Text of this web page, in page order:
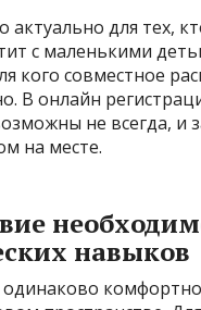
актуально для тех,
с маленькими
кого совместное
В онлайн
не всегда, и
на месте.
навыков